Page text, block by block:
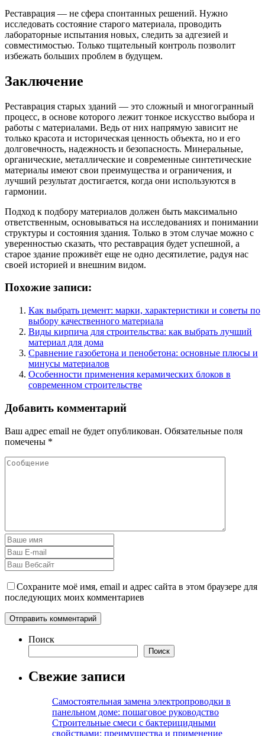
Реставрация — не сфера спонтанных решений. Нужно
исследовать состояние старого материала, проводить
лабораторные испытания новых, следить за адгезией и
совместимостью. Только тщательный контроль позволит
избежать больших проблем в будущем.
Заключение
Реставрация старых зданий — это сложный и многогранный
процесс, в основе которого лежит тонкое искусство выбора и
работы с материалами. Ведь от них напрямую зависит не
только красота и историческая ценность объекта, но и его
долговечность, надежность и безопасность. Минеральные,
органические, металлические и современные синтетические
материалы имеют свои преимущества и ограничения, и
лучший результат достигается, когда они используются в
гармонии.
Подход к подбору материалов должен быть максимально
ответственным, основываться на исследованиях и понимании
структуры и состояния здания. Только в этом случае можно с
уверенностью сказать, что реставрация будет успешной, а
старое здание проживёт еще не одно десятилетие, радуя нас
своей историей и внешним видом.
Похожие записи:
Как выбрать цемент: марки, характеристики и советы по
выбору качественного материала
Виды кирпича для строительства: как выбрать лучший
материал для дома
Сравнение газобетона и пенобетона: основные плюсы и
минусы материалов
Особенности применения керамических блоков в
современном строительстве
Добавить комментарий
Ваш адрес email не будет опубликован. Обязательные поля
помечены *
Сохраните моё имя, email и адрес сайта в этом браузере для
последующих моих комментариев
Поиск
Поиск
Свежие записи
Самостоятельная замена электропроводки в
панельном доме: пошаговое руководство
Строительные смеси с бактерицидными
свойствами: преимущества и применение